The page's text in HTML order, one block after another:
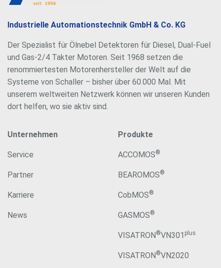
Industrielle Automationstechnik GmbH & Co. KG
Der Spezialist für Ölnebel Detektoren für Diesel, Dual-Fuel
und Gas-2/4 Takter Motoren. Seit 1968 setzen die
renommiertesten Motorenhersteller der Welt auf die
Systeme von Schaller – bisher über 60.000 Mal. Mit
unserem weltweiten Netzwerk können wir unseren Kunden
dort helfen, wo sie aktiv sind.
Unternehmen
Service
Partner
Karriere
News
Produkte
ACCOMOS®
BEAROMOS®
CobMOS®
GASMOS®
VISATRON®VN301 plus
VISATRON®VN2020